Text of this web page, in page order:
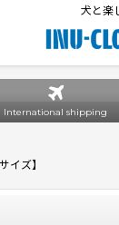
犬と楽
International shipping
イズ】